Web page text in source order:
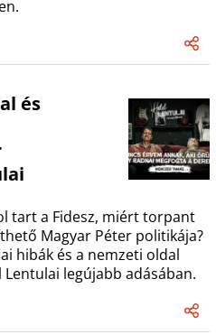
és
tart a Fidesz, miért torpant
Magyar Péter politikája?
hibák és a nemzeti oldal
legújabb adásában.